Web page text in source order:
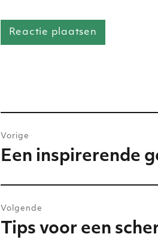
navigatie
Vorige
Vorig
Een inspirerende
Volgende
Volgend
Tips voor een